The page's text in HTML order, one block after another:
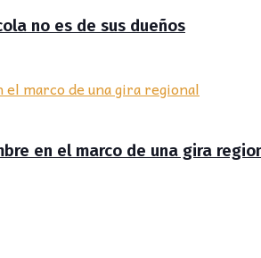
no es de sus dueños
en el marco de una gira